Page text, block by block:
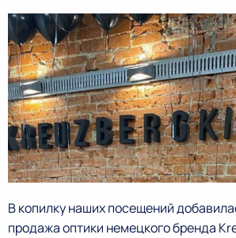
В копилку наших посещений
продажа оптики немецкого бренда